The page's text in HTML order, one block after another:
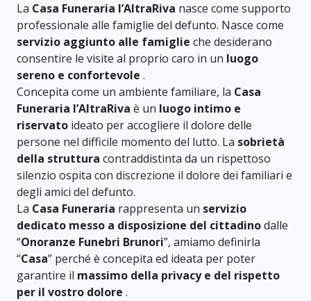
La Casa Funeraria l’AltraRiva nasce come supporto
professionale alle famiglie del defunto. Nasce come
servizio aggiunto alle famiglie che desiderano
consentire le visite al proprio caro in un luogo
sereno e confortevole .
Concepita come un ambiente familiare, la Casa
Funeraria l’AltraRiva è un luogo intimo e
riservato ideato per accogliere il dolore delle
persone nel difficile momento del lutto. La sobrietà
della struttura contraddistinta da un rispettoso
silenzio ospita con discrezione il dolore dei familiari e
degli amici del defunto.
La Casa Funeraria rappresenta un servizio
dedicato messo a disposizione del cittadinodalle
“Onoranze Funebri Brunori”, amiamo definirla
“Casa” perché è concepita ed ideata per poter
garantire il massimo della privacy e del rispetto
per il vostro dolore .